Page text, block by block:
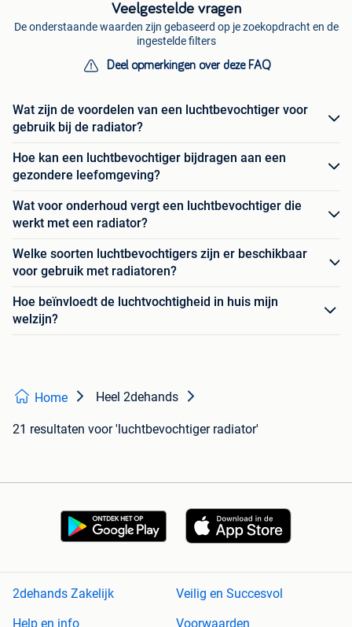
Veelgestelde vragen
De onderstaande waarden zijn gebaseerd op je zoekopdracht en de
ingestelde filters
Deel opmerkingen over deze FAQ
Wat zijn de voordelen van een luchtbevochtiger voor
gebruik bij de radiator?
Hoe kan een luchtbevochtiger bijdragen aan een
gezondere leefomgeving?
Wat voor onderhoud vergt een luchtbevochtiger die
werkt met een radiator?
Welke soorten luchtbevochtigers zijn er beschikbaar
voor gebruik met radiatoren?
Hoe beïnvloedt de luchtvochtigheid in huis mijn
welzijn?
Home Heel 2dehands
21 resultaten voor 'luchtbevochtiger radiator'
2dehands Zakelijk
Veilig en Succesvol
Help en info
Voorwaarden